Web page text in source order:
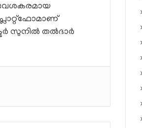
സുനില്‍ തല്‍ദാര്‍